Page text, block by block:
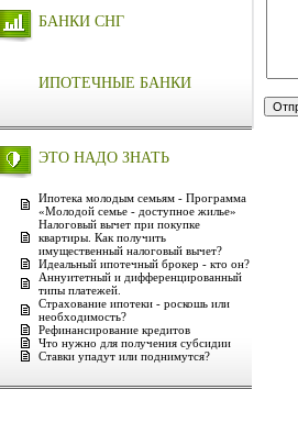
БАНКИ СНГ
ИПОТЕЧНЫЕ БАНКИ
ЭТО НАДО ЗНАТЬ
Ипотека молодым семьям - Программа
«Молодой семье - доступное жилье»
Налоговый вычет при покупке
квартиры. Как получить
имущественный налоговый вычет?
Идеальный ипотечный брокер - кто он?
Аннуитетный и дифференцированный
типы платежей.
Страхование ипотеки - роскошь или
необходимость?
Рефинансирование кредитов
Что нужно для получения субсидии
Ставки упадут или поднимутся?